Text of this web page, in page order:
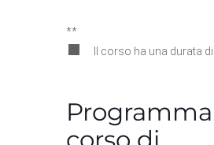
**
Il corso ha una durata